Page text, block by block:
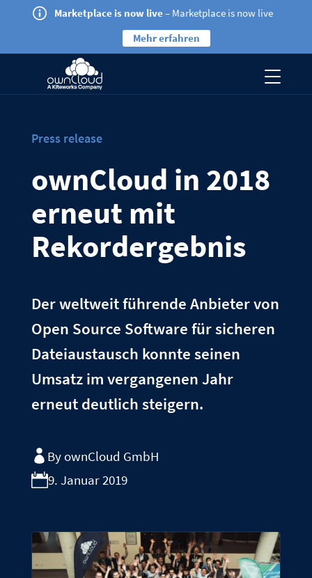
Marketplace is now live– Marketplace is now live
Mehr erfahren
Press release
ownCloud in 2018
erneut mit
Rekordergebnis
Der weltweit führende Anbieter von
Open Source Software für sicheren
Dateiaustausch konnte seinen
Umsatz im vergangenen Jahr
erneut deutlich steigern.
By ownCloud GmbH
9. Januar 2019